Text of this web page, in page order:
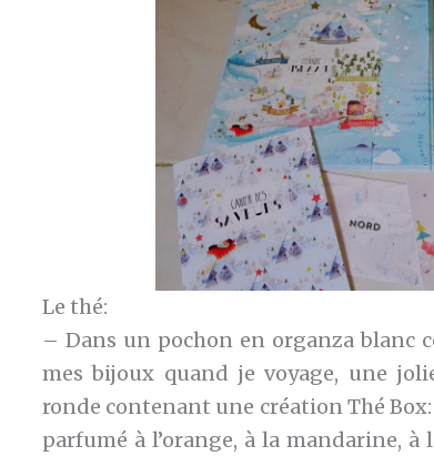
Le thé:
– Dans un pochon en organza blanc
mes bijoux quand je voyage, une
ronde contenant une création Thé
parfumé à l’orange, à la mandarine, à